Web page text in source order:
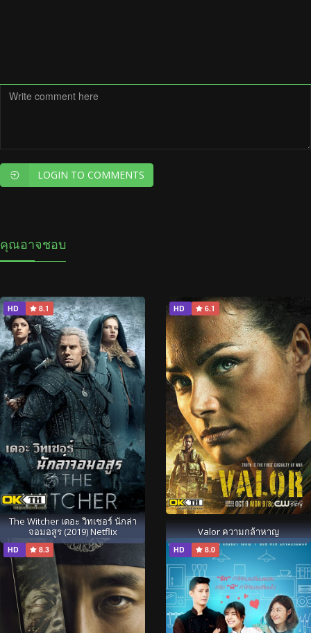
LOGIN TO COMMENTS
คุณอาจชอบ
HD 8.1
The Witcher เดอะ วิทเชอร์ นักล่า
จอมอสูร (2019) Netflix
HD 6.1
Valor ความกล้าหาญ
HD 8.3 HD 8.0